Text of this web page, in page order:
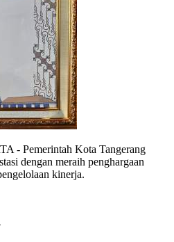
- Pemerintah Kota Tangerang
dengan meraih penghargaan
kinerja.